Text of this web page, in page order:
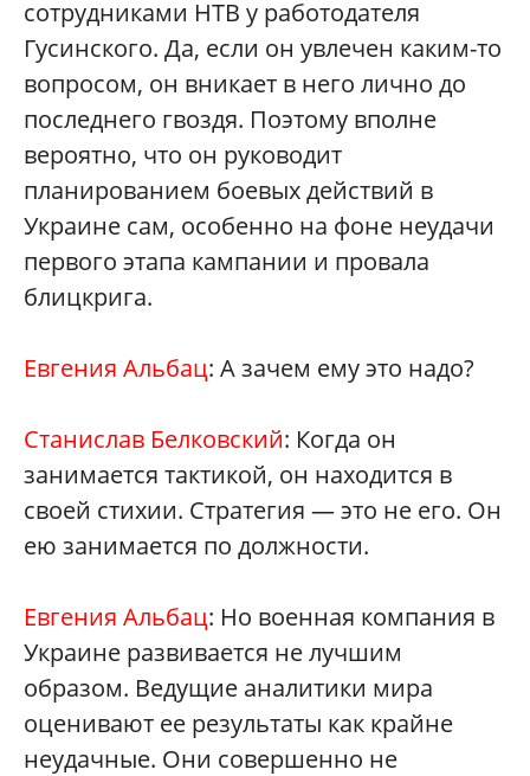
сотрудниками НТВ у работодателя
Гусинского. Да, если он увлечен каким-то
вопросом, он вникает в него лично до
последнего гвоздя. Поэтому вполне
вероятно, что он руководит
планированием боевых действий в
Украине сам, особенно на фоне неудачи
первого этапа кампании и провала
блицкрига.
Евгения Альбац: А зачем ему это надо?
Станислав Белковский: Когда он
занимается тактикой, он находится в
своей стихии. Стратегия — это не его. Он
ею занимается по должности.
Евгения Альбац: Но военная компания в
Украине развивается не лучшим
образом. Ведущие аналитики мира
оценивают ее результаты как крайне
неудачные. Они совершенно не